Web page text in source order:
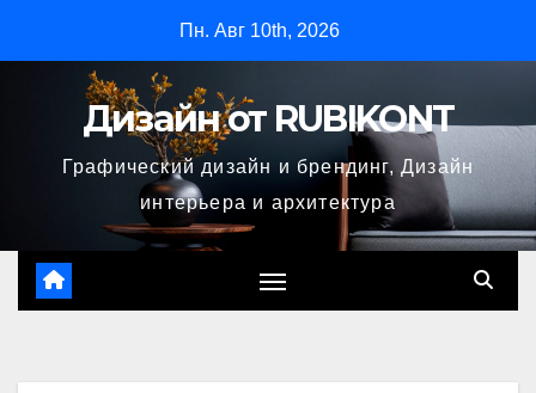
содержимому
Пн. Авг 10th, 2026
Дизайн от RUBIKONT
Графический дизайн и брендинг, Дизайн
интерьера и архитектура